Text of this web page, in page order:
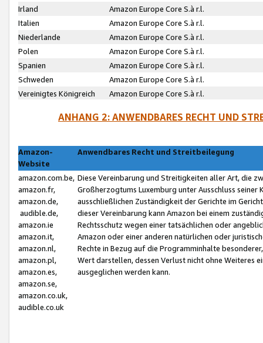
Irland
Amazon Europe Core S.à r.l.
Italien
Amazon Europe Core S.à r.l.
Niederlande
Amazon Europe Core S.à r.l.
Polen
Amazon Europe Core S.à r.l.
Spanien
Amazon Europe Core S.à r.l.
Schweden
Amazon Europe Core S.à r.l.
Vereinigtes Königreich
Amazon Europe Core S.à r.l.
ANHANG 2: ANWENDBARES RECHT UND
Amazon-
Website
Anwendbares Recht und Streitbeilegung
amazon.com.be,
amazon.fr,
amazon.de,
audible.de,
amazon.ie
amazon.it,
amazon.nl,
amazon.pl,
amazon.es,
amazon.se,
amazon.co.uk,
audible.co.uk
Diese Vereinbarung und Streitigkeiten aller Art, die
Großherzogtums Luxemburg unter Ausschluss
ausschließlichen Zuständigkeit der Gerichte im
dieser Vereinbarung kann Amazon bei einem
Rechtsschutz wegen einer tatsächlichen oder
Amazon oder einer anderen natürlichen oder
Rechte in Bezug auf die Programminhalte
Wert darstellen, dessen Verlust nicht ohne Weiteres
ausgeglichen werden kann.